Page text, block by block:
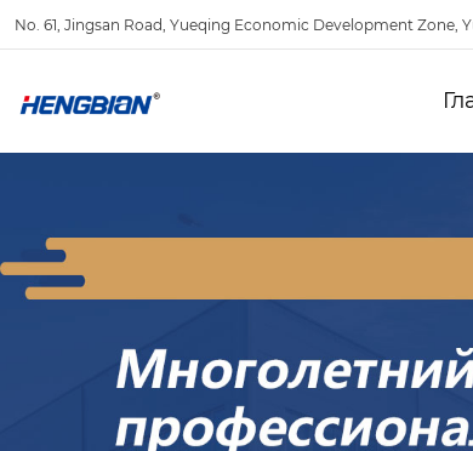
No. 61, Jingsan Road, Yueqing Economic Development Zone,